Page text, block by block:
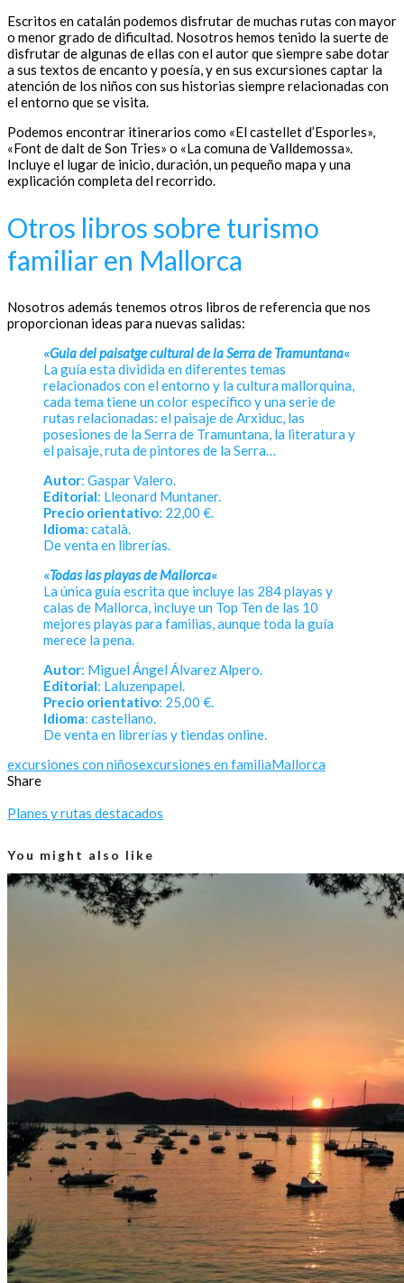
Escritos en catalán podemos disfrutar de muchas rutas con mayor
o menor grado de dificultad. Nosotros hemos tenido la suerte de
disfrutar de algunas de ellas con el autor que siempre sabe dotar
a sus textos de encanto y poesía, y en sus excursiones captar la
atención de los niños con sus historias siempre relacionadas con
el entorno que se visita.
Podemos encontrar itinerarios como «El castellet d’Esporles»,
«Font de dalt de Son Tries» o «La comuna de Valldemossa».
Incluye el lugar de inicio, duración, un pequeño mapa y una
explicación completa del recorrido.
Otros libros sobre turismo
familiar en Mallorca
Nosotros además tenemos otros libros de referencia que nos
proporcionan ideas para nuevas salidas:
«Guia del paisatge cultural de la Serra de Tramuntana«
La guía esta dividida en diferentes temas
relacionados con el entorno y la cultura mallorquina,
cada tema tiene un color específico y una serie de
rutas relacionadas: el paisaje de Arxiduc, las
posesiones de la Serra de Tramuntana, la literatura y
el paisaje, ruta de pintores de la Serra…
Autor: Gaspar Valero.
Editorial: Lleonard Muntaner.
Precio orientativo: 22,00 €.
Idioma: català.
De venta en librerías.
«Todas las playas de Mallorca«
La única guía escrita que incluye las 284 playas y
calas de Mallorca, incluye un Top Ten de las 10
mejores playas para familias, aunque toda la guía
merece la pena.
Autor: Miguel Ángel Álvarez Alpero.
Editorial: Laluzenpapel.
Precio orientativo: 25,00 €.
Idioma: castellano.
De venta en librerías y tiendas online.
excursiones con niñosexcursiones en familiaMallorca
Share
Planes y rutas destacados
You might also like